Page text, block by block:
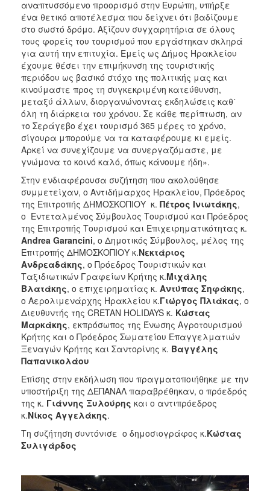
αναπτυσσόμενο προορισμό στην Ευρώπη, υπήρξε
ένα θετικό αποτέλεσμα που δείχνει ότι βαδίζουμε
στο σωστό δρόμο. Αξίζουν συγχαρητήρια σε όλους
τους φορείς του τουρισμού που εργάστηκαν σκληρά
για αυτή την επιτυχία. Εμείς ως Δήμος Ηρακλείου
έχουμε θέσει την επιμήκυνση της τουριστικής
περιόδου ως βασικό στόχο της πολιτικής μας και
κινούμαστε προς τη συγκεκριμένη κατεύθυνση,
μεταξύ άλλων, διοργανώνοντας εκδηλώσεις καθ΄
όλη τη διάρκεια του χρόνου. Σε κάθε περίπτωση, αν
το Σεράγεβο έχει τουρισμό 365 μέρες το χρόνο,
σίγουρα μπορούμε να τα καταφέρουμε κι εμείς.
Αρκεί να συνεχίζουμε να συνεργαζόμαστε, με
γνώμονα το κοινό καλό, όπως κάνουμε ήδη».
Στην ενδιαφέρουσα συζήτηση που ακολούθησε
συμμετείχαν, ο Αντιδήμαρχος Ηρακλείου, Πρόεδρος
της Επιτροπής ΔΗΜΟΣΚΟΠΙΟΥ κ. Πέτρος Ινιωτάκης,
ο Εντεταλμένος Σύμβουλος Τουρισμού και Πρόεδρος
της Επιτροπής Τουρισμού και Επιχειρηματικότητας κ.
Andrea Garancini, ο Δημοτικός Σύμβουλος, μέλος της
Επιτροπής ΔΗΜΟΣΚΟΠΙΟΥ κ.Νεκτάριος
Ανδρεαδάκης, ο Πρόεδρος Τουριστικών και
Ταξιδιωτικών Γραφείων Κρήτης κ.Μιχάλης
Βλατάκης, ο επιχειρηματίας κ. Αντύπας Σηφάκης,
ο Αερολιμενάρχης Ηρακλείου κ.Γιώργος Πλιάκας, ο
Διευθυντής της CRETAN HOLIDAYS κ. Κώστας
Μαρκάκης, εκπρόσωπος της Ένωσης Αγροτουρισμού
Κρήτης και ο Πρόεδρος Σωματείου Επαγγελματιών
Ξεναγών Κρήτης και Σαντορίνης κ. Βαγγέλης
Παπανικολάου
Επίσης στην εκδήλωση που πραγματοποιήθηκε με την
υποστήριξη της ΔΕΠΑΝΑΛ παραβρέθηκαν, ο πρόεδρός
της κ. Γιάννης Ξυλούρης και ο αντιπρόεδρος
κ.Νίκος Αγγελάκης.
Τη συζήτηση συντόνισε ο δημοσιογράφος κ.Κώστας
Συλιγάρδος